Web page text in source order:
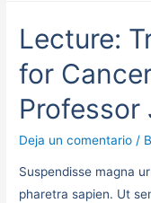
Lecture:
for
Professor
Deja un comentario /
Suspendisse magna
pharetra sapien. Ut